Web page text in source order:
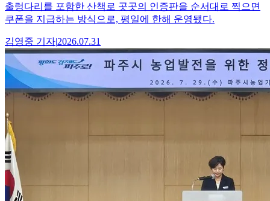
출렁다리를 포함한 산책로 곳곳의 인증판을 순서대로 찍으면
쿠폰을 지급하는 방식으로, 평일에 한해 운영됐다.
김영중 기자|2026.07.31